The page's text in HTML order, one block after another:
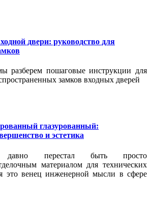
двери: руководство для
разберем пошаговые инструкции для
замков входных дверей
глазурованный:
и эстетика
давно перестал быть просто
материалом для технических
это венец инженерной мысли в сфере